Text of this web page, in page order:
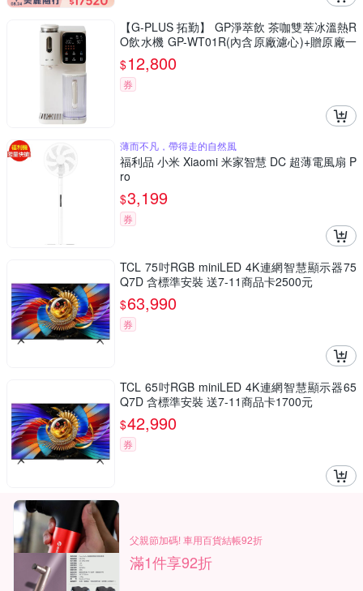
【G-PLUS 拓勤】 GP淨萃飲 茶咖雙萃冰溫熱R
O飲水機 GP-WT01R(內含原廠濾心)+贈原廠一
年份濾心*1
$12,800
券
薄而不凡，帶得走的自然風
福利品 小米 Xiaomi 米家智慧 DC 超薄電風扇 P
ro
$3,199
券
TCL 75吋RGB miniLED 4K連網智慧顯示器75
Q7D 含標準安裝 送7-11商品卡2500元
$63,990
券
TCL 65吋RGB miniLED 4K連網智慧顯示器65
Q7D 含標準安裝 送7-11商品卡1700元
$42,990
券
父親節加碼! 車用百貨結帳92折
滿1件享92折